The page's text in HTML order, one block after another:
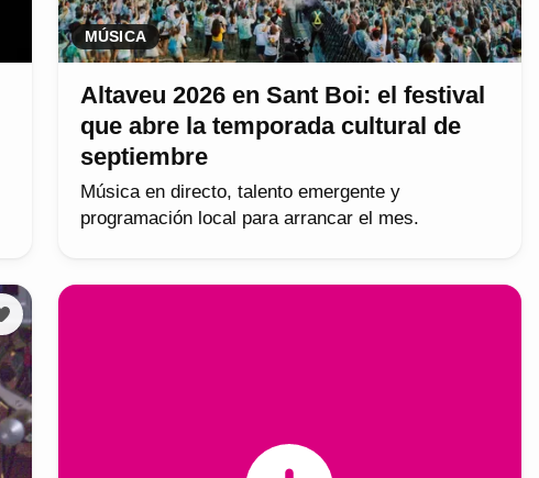
MÚSICA
Altaveu 2026 en Sant Boi: el festival
que abre la temporada cultural de
septiembre
Música en directo, talento emergente y
programación local para arrancar el mes.